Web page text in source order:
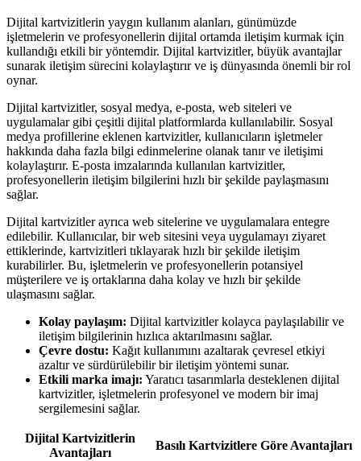
Dijital kartvizitlerin yaygın kullanım alanları, günümüzde
işletmelerin ve profesyonellerin dijital ortamda iletişim kurmak için
kullandığı etkili bir yöntemdir. Dijital kartvizitler, büyük avantajlar
sunarak iletişim sürecini kolaylaştırır ve iş dünyasında önemli bir rol
oynar.
Dijital kartvizitler, sosyal medya, e-posta, web siteleri ve
uygulamalar gibi çeşitli dijital platformlarda kullanılabilir. Sosyal
medya profillerine eklenen kartvizitler, kullanıcıların işletmeler
hakkında daha fazla bilgi edinmelerine olanak tanır ve iletişimi
kolaylaştırır. E-posta imzalarında kullanılan kartvizitler,
profesyonellerin iletişim bilgilerini hızlı bir şekilde paylaşmasını
sağlar.
Dijital kartvizitler ayrıca web sitelerine ve uygulamalara entegre
edilebilir. Kullanıcılar, bir web sitesini veya uygulamayı ziyaret
ettiklerinde, kartvizitleri tıklayarak hızlı bir şekilde iletişim
kurabilirler. Bu, işletmelerin ve profesyonellerin potansiyel
müşterilere ve iş ortaklarına daha kolay ve hızlı bir şekilde
ulaşmasını sağlar.
Kolay paylaşım: Dijital kartvizitler kolayca paylaşılabilir ve
iletişim bilgilerinin hızlıca aktarılmasını sağlar.
Çevre dostu: Kağıt kullanımını azaltarak çevresel etkiyi
azaltır ve sürdürülebilir bir iletişim yöntemi sunar.
Etkili marka imajı: Yaratıcı tasarımlarla desteklenen dijital
kartvizitler, işletmelerin profesyonel ve modern bir imaj
sergilemesini sağlar.
Dijital Kartvizitlerin
Avantajları
Basılı Kartvizitlere Göre Avantajları